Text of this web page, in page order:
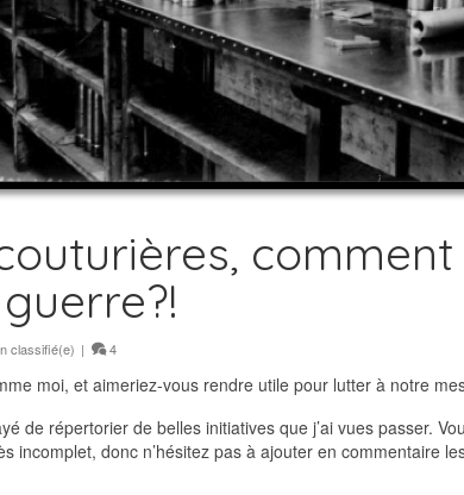
classifié(e) | 4
moi, et aimeriez-vous rendre utile pour lutter à notre
de répertorier de belles initiatives que j’ai vues passer.
incomplet, donc n’hésitez pas à ajouter en commentaire